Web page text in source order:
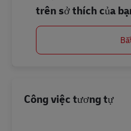
trên sở thích của
Công việc tương tự